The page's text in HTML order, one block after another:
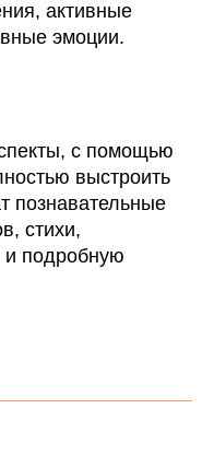
активные
эмоции.
с помощью
выстроить
познавательные
стихи,
подробную